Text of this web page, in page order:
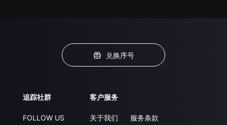
兑换序号
追踪社群
FOLLOW US
客户服务
关于我们
服务条款